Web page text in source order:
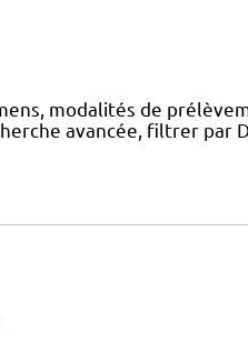
modalités de
avancée, filtrer par